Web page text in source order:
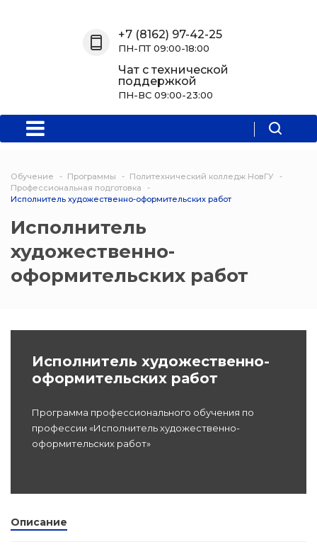
колледж
Проф
(Скрытые)
Мероприятия
Информация
+7 (8162) 97-42-25
ПН-ПТ 09:00-18:00
Чат с технической
поддержкой
ПН-ВС 09:00-23:00
Обучение Программы
Политехнический колледж НовГУ
Профессиональная подготовка
Исполнитель художественно-оформительских работ
Исполнитель
художественно-
оформительских работ
Исполнитель художественно-
оформительских работ
Программа профессионального обучения по
профессии «Исполнитель художественно-
оформительских работ»
Описание